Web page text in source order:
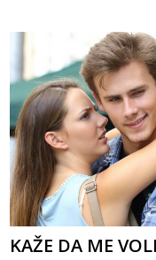
KAŽE DA ME